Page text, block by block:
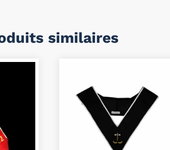
similaires